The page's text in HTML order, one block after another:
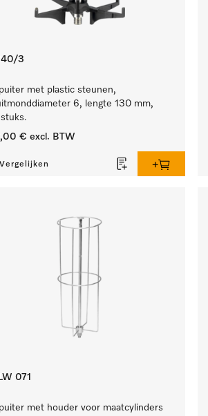
3
met plastic steunen,
6, lengte 130 mm,
€ excl. BTW
Vergelijken
071
met houder voor maatcylinders